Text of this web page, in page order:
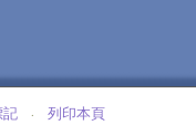
記 ‧
列印本頁